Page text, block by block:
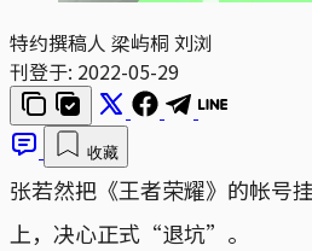
特约撰稿人 梁屿桐 刘浏
刊登于: 2022-05-29
收藏
张若然把《王者荣耀》的帐号
上，决心正式“退坑”。